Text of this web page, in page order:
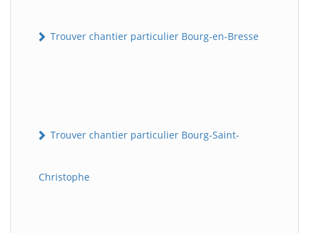
Trouver chantier particulier Bourg-en-Bresse
Trouver chantier particulier Bourg-Saint-
Christophe